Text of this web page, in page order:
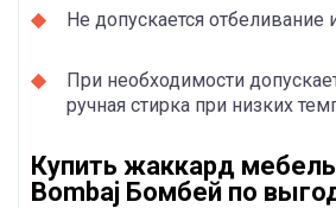
Не допускается
При необходимости
ручная стирка при низких
Купить жаккард
Bombaj Бомбей по